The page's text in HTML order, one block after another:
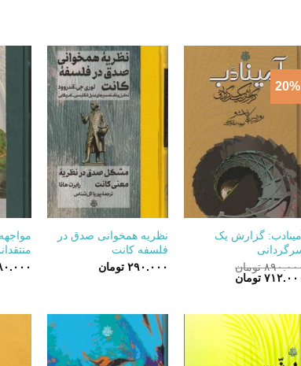
20%
گزارش یک
تومان
تومان
+
نظریه همخوانی صدق در
فلسفه کانت
۲۹۰.۰۰۰ تومان